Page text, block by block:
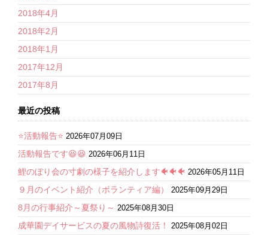
2018年4月
2018年2月
2018年1月
2017年12月
2017年8月
最近の投稿
⭐活動報告⭐ 2026年07月09日
活動報告です😆😆 2026年06月11日
鯉のぼり会の寸劇の様子を紹介します🐠🐠🐠 2026年05月11日
９月のイベント紹介（ボランティア編） 2025年09月29日
8月の行事紹介～夏祭り～ 2025年08月30日
成華園デイサービスの夏の風物詩復活！ 2025年08月02日